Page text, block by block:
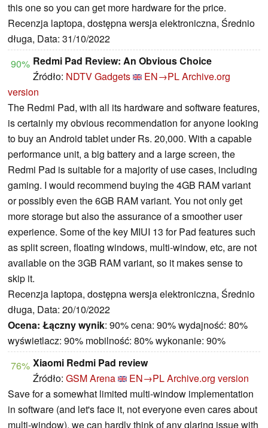
this one so you can get more hardware for the price.
Recenzja laptopa, dostępna wersja elektroniczna, Średnio
długa, Data: 31/10/2022
90% Redmi Pad Review: An Obvious Choice
Źródło: NDTV Gadgets EN→PLArchive.org
version
The Redmi Pad, with all its hardware and software features,
is certainly my obvious recommendation for anyone looking
to buy an Android tablet under Rs. 20,000. With a capable
performance unit, a big battery and a large screen, the
Redmi Pad is suitable for a majority of use cases, including
gaming. I would recommend buying the 4GB RAM variant
or possibly even the 6GB RAM variant. You not only get
more storage but also the assurance of a smoother user
experience. Some of the key MIUI 13 for Pad features such
as split screen, floating windows, multi-window, etc, are not
available on the 3GB RAM variant, so it makes sense to
skip it.
Recenzja laptopa, dostępna wersja elektroniczna, Średnio
długa, Data: 20/10/2022
Ocena: Łączny wynik: 90% cena: 90% wydajność: 80%
wyświetlacz: 90% mobilność: 80% wykonanie: 90%
76% Xiaomi Redmi Pad review
Źródło: GSM Arena EN→PLArchive.org version
Save for a somewhat limited multi-window implementation
in software (and let's face it, not everyone even cares about
multi-window), we can hardly think of any glaring issue with